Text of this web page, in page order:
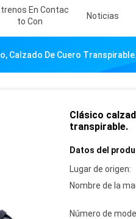
En Contac
To Con
Noticias
Calzado De Cuero Transpirable.
Clásico
transpirable.
Datos del
Lugar de origen:
Nombre de la
Número de